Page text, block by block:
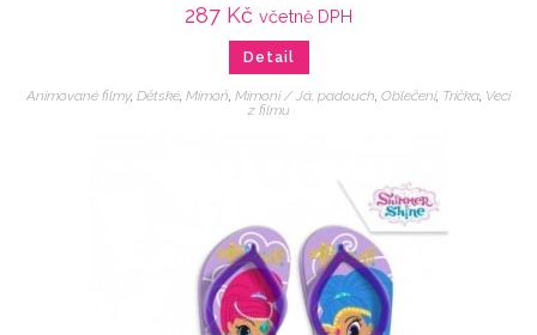
287 Kč včetně DPH
Detail
Animované filmy, Dětské Mimoň Mimoni / Já, padouch Oblečení, Trička Veci
z filmu